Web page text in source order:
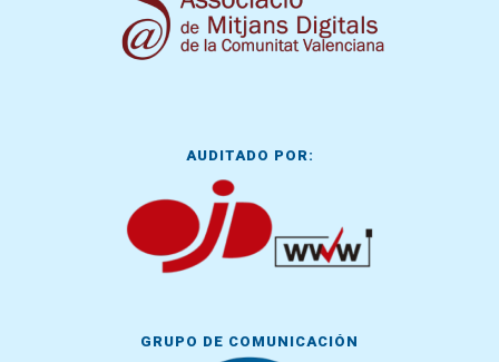
AUDITADO POR:
GRUPO DE COMUNICACIÓN